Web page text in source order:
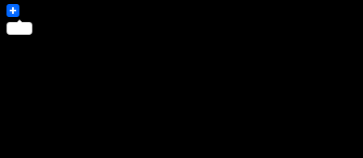
LinkedIn